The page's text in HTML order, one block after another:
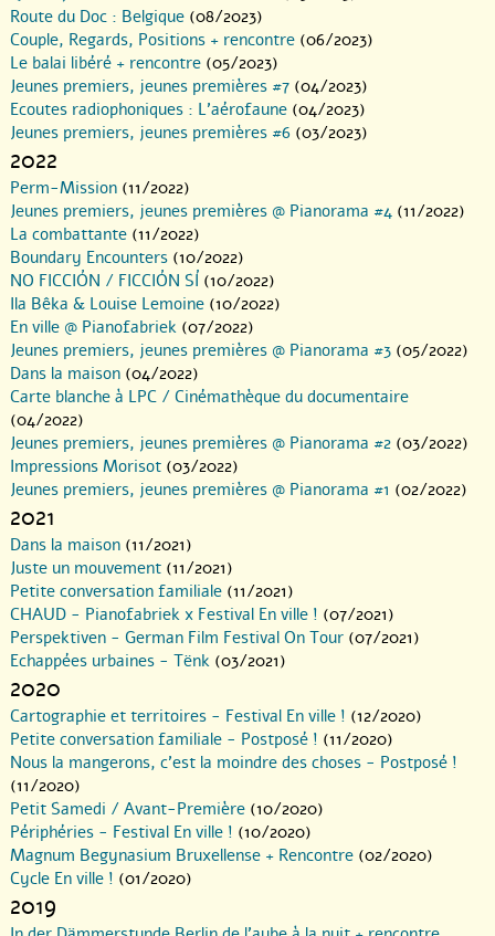
Route du Doc : Belgique (08/2023)
Couple, Regards, Positions + rencontre (06/2023)
Le balai libéré + rencontre (05/2023)
Jeunes premiers, jeunes premières #7 (04/2023)
Ecoutes radiophoniques : L’aérofaune (04/2023)
Jeunes premiers, jeunes premières #6 (03/2023)
2022
Perm-Mission (11/2022)
Jeunes premiers, jeunes premières @ Pianorama #4 (11/2022)
La combattante (11/2022)
Boundary Encounters (10/2022)
NO FICCIÓN / FICCIÓN SÍ (10/2022)
Ila Bêka & Louise Lemoine (10/2022)
En ville @ Pianofabriek (07/2022)
Jeunes premiers, jeunes premières @ Pianorama #3 (05/2022)
Dans la maison (04/2022)
Carte blanche à LPC / Cinémathèque du documentaire
(04/2022)
Jeunes premiers, jeunes premières @ Pianorama #2 (03/2022)
Impressions Morisot (03/2022)
Jeunes premiers, jeunes premières @ Pianorama #1 (02/2022)
2021
Dans la maison (11/2021)
Juste un mouvement (11/2021)
Petite conversation familiale (11/2021)
CHAUD - Pianofabriek x Festival En ville ! (07/2021)
Perspektiven - German Film Festival On Tour (07/2021)
Echappées urbaines - Tënk (03/2021)
2020
Cartographie et territoires - Festival En ville ! (12/2020)
Petite conversation familiale - Postposé ! (11/2020)
Nous la mangerons, c’est la moindre des choses - Postposé !
(11/2020)
Petit Samedi / Avant-Première (10/2020)
Périphéries - Festival En ville ! (10/2020)
Magnum Begynasium Bruxellense + Rencontre (02/2020)
Cycle En ville ! (01/2020)
2019